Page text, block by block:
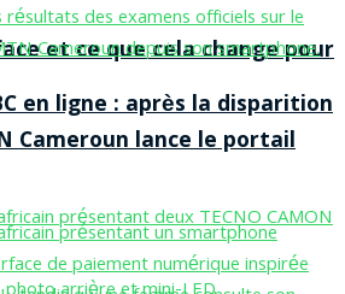
et ce que cela change pour
en ligne : après la disparition
Cameroun lance le portail